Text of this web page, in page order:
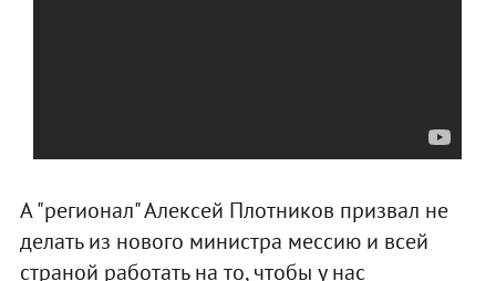
А "регионал" Алексей Плотников призвал не
делать из нового министра мессию и всей
страной работать на то, чтобы у нас